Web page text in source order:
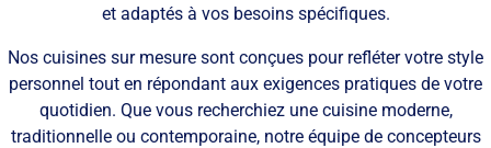
et adaptés à vos besoins spécifiques.
Nos cuisines sur mesure sont conçues pour refléter votre style
personnel tout en répondant aux exigences pratiques de votre
quotidien. Que vous recherchiez une cuisine moderne,
traditionnelle ou contemporaine, notre équipe de concepteurs